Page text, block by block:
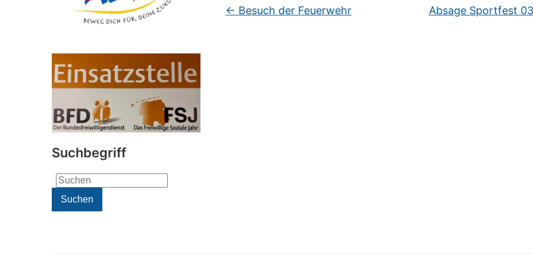
Suchbegriff
Search
for:Suchen
← Besuch der Feuerwehr Absage Sportfest